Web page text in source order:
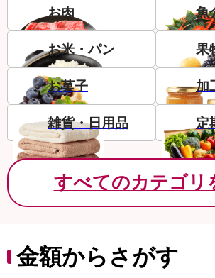
お肉 魚
お米・パン 果
お菓子 加
雑貨・日用品 定
すべてのカテゴリ
金額からさがす